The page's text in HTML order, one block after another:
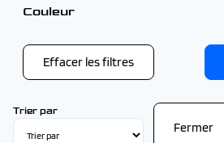
Couleur
Noir (1)
Effacer les filtres
Trier par
Fermer